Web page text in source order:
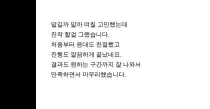
맡길까 말까 며칠 고민했는데
진작 할걸 그랬습니다.
처음부터 응대도 친절했고
진행도 깔끔하게 끝났네요.
결과도 원하는 구간까지 잘 나와서
만족하면서 마무리했습니다.